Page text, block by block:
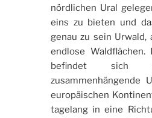
nördlichen Ural
eins zu bieten und
genau zu sein Urwald,
endlose Waldflächen.
befindet sich
zusammenhängende
europäischen
tagelang in eine